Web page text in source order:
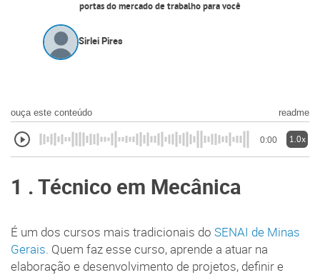
portas do mercado de trabalho para você
Sirlei Pires
ouça este conteúdo readme
0:00 1.0x
1 . Técnico em Mecânica
É um dos cursos mais tradicionais do SENAI de Minas
Gerais. Quem faz esse curso, aprende a atuar na
elaboração e desenvolvimento de projetos, definir e